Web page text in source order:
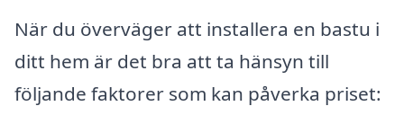
När du överväger att installera en bastu i
ditt hem är det bra att ta hänsyn till
följande faktorer som kan påverka priset: